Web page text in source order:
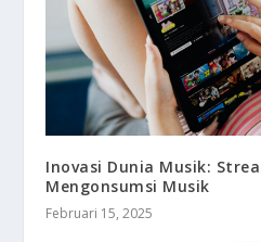
Inovasi Dunia Musik:
Mengonsumsi Musik
Februari 15, 2025